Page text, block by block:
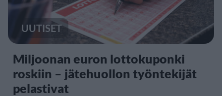
UUTISET
Miljoonan euron lottokuponki
roskiin – jätehuollon työntekijät
pelastivat